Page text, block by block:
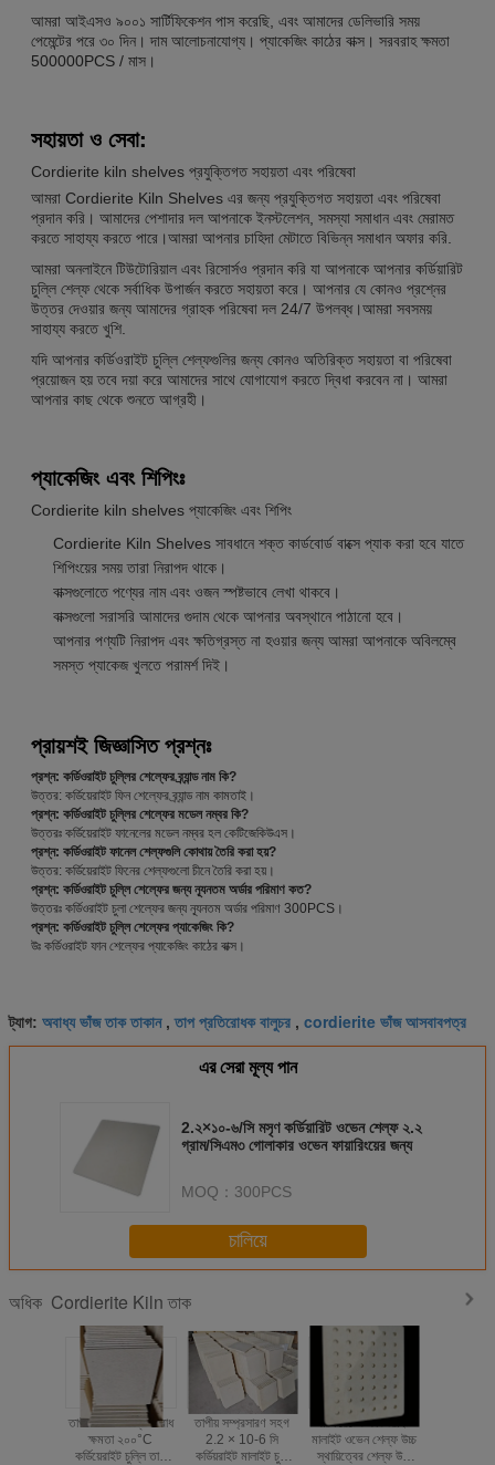
আমরা আইএসও ৯০০১ সার্টিফিকেশন পাস করেছি, এবং আমাদের ডেলিভারি সময়
পেমেন্টের পরে ৩০ দিন। দাম আলোচনাযোগ্য। প্যাকেজিং কাঠের বাক্স। সরবরাহ ক্ষমতা
500000PCS / মাস।
সহায়তা ও সেবা:
Cordierite kiln shelves প্রযুক্তিগত সহায়তা এবং পরিষেবা
আমরা Cordierite Kiln Shelves এর জন্য প্রযুক্তিগত সহায়তা এবং পরিষেবা
প্রদান করি। আমাদের পেশাদার দল আপনাকে ইনস্টলেশন, সমস্যা সমাধান এবং মেরামত
করতে সাহায্য করতে পারে।আমরা আপনার চাহিদা মেটাতে বিভিন্ন সমাধান অফার করি.
আমরা অনলাইনে টিউটোরিয়াল এবং রিসোর্সও প্রদান করি যা আপনাকে আপনার কর্ডিয়ারিট
চুল্লি শেল্ফ থেকে সর্বাধিক উপার্জন করতে সহায়তা করে। আপনার যে কোনও প্রশ্নের
উত্তর দেওয়ার জন্য আমাদের গ্রাহক পরিষেবা দল 24/7 উপলব্ধ।আমরা সবসময়
সাহায্য করতে খুশি.
যদি আপনার কর্ডিওরাইট চুল্লি শেল্ফগুলির জন্য কোনও অতিরিক্ত সহায়তা বা পরিষেবা
প্রয়োজন হয় তবে দয়া করে আমাদের সাথে যোগাযোগ করতে দ্বিধা করবেন না। আমরা
আপনার কাছ থেকে শুনতে আগ্রহী।
প্যাকেজিং এবং শিপিংঃ
Cordierite kiln shelves প্যাকেজিং এবং শিপিং
Cordierite Kiln Shelves সাবধানে শক্ত কার্ডবোর্ড বাক্সে প্যাক করা হবে যাতে
শিপিংয়ের সময় তারা নিরাপদ থাকে।
বাক্সগুলোতে পণ্যের নাম এবং ওজন স্পষ্টভাবে লেখা থাকবে।
বাক্সগুলো সরাসরি আমাদের গুদাম থেকে আপনার অবস্থানে পাঠানো হবে।
আপনার পণ্যটি নিরাপদ এবং ক্ষতিগ্রস্ত না হওয়ার জন্য আমরা আপনাকে অবিলম্বে
সমস্ত প্যাকেজ খুলতে পরামর্শ দিই।
প্রায়শই জিজ্ঞাসিত প্রশ্নঃ
প্রশ্ন: কর্ডিওরাইট চুল্লির শেল্ফের ব্র্যান্ড নাম কি?
উত্তর: কর্ডিয়েরাইট ফিন শেল্ফের ব্র্যান্ড নাম কামতাই।
প্রশ্ন: কর্ডিওরাইট চুল্লির শেল্ফের মডেল নম্বর কি?
উত্তরঃ কর্ডিয়েরাইট ফানেলের মডেল নম্বর হল কেটিজেকিউএস।
প্রশ্ন: কর্ডিওরাইট ফানেল শেল্ফগুলি কোথায় তৈরি করা হয়?
উত্তর: কর্ডিয়েরাইট ফিনের শেল্ফগুলো চীনে তৈরি করা হয়।
প্রশ্ন: কর্ডিওরাইট চুল্লি শেল্ফের জন্য ন্যূনতম অর্ডার পরিমাণ কত?
উত্তরঃ কর্ডিওরাইট চুলা শেল্ফের জন্য ন্যূনতম অর্ডার পরিমাণ 300PCS।
প্রশ্ন: কর্ডিওরাইট চুল্লি শেল্ফের প্যাকেজিং কি?
উঃ কর্ডিওরাইট ফান শেল্ফের প্যাকেজিং কাঠের বাক্স।
ট্যাগ: অবাধ্য ভাঁজ তাক তাকান,তাপ প্রতিরোধক বালুচর , cordierite ভাঁজ আসবাবপত্র
এর সেরা মূল্য পান
2.২×১০-৬/সি মসৃণ কর্ডিয়ারিট ওভেন শেল্ফ ২.২
গ্রাম/সিএম৩ গোলাকার ওভেন ফায়ারিংয়ের জন্য
MOQ： 300PCS
চালিয়ে
অধিক Cordierite Kiln তাক
তাপীয় অভিঘাত প্রতিরোধ
ক্ষমতা ২০০°C
কর্ডিয়েরাইট চুল্লি তাক
তাপীয় সম্প্রসারণ সহগ
2.2 × 10-6 সি
কর্ডিয়রাইট মালাইট চুলা
পারফরেটেড কর্ডিওরাইট
মালাইট ওভেন শেল্ফ উচ্চ
স্থায়িত্বের শেল্ফ উচ্চ